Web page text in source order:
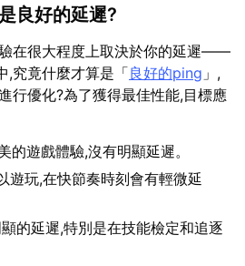
良好的延遲?
在很大程度上取決於你的延遲——
,究竟什麼才算是「良好的ping 」,
行優化?為了獲得最佳性能,目標應
遊戲體驗,沒有明顯延遲。
玩,在快節奏時刻會有輕微延
的延遲,特別是在技能檢定和追逐